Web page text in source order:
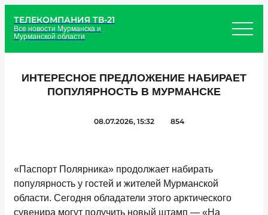
ТЕЛЕКОМПАНИЯ ТВ-21
Все новости Мурманска и
Мурманской области
ИНТЕРЕСНОЕ ПРЕДЛОЖЕНИЕ НАБИРАЕТ
ПОПУЛЯРНОСТЬ В МУРМАНСКЕ
08.07.2026, 15:32 854
«Паспорт Полярника» продолжает набирать
популярность у гостей и жителей Мурманской
области. Сегодня обладатели этого арктического
сувенира могут получить новый штамп — «На